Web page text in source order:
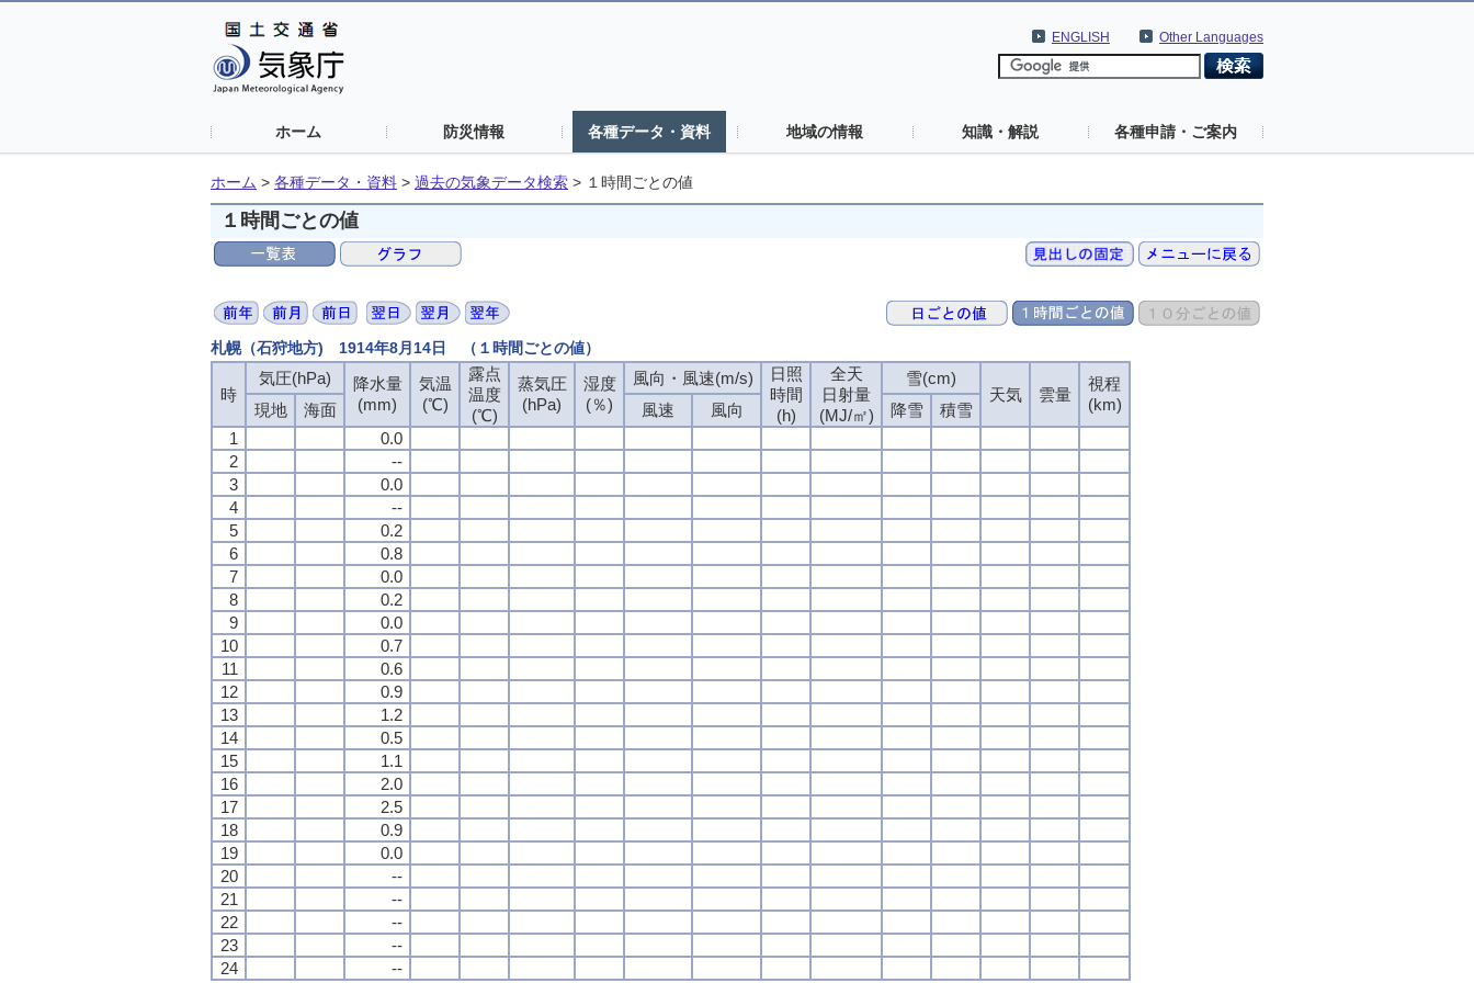
Other Languages
ENGLISH
ホーム 防災情報 各種データ・資料 地域の情報 知識・解説 各種申請・ご案内
ホーム > 各種データ・資料 > 過去の気象データ検索 > １時間ごとの値
１時間ごとの値
札幌（石狩地方) 1914年8月14日 （１時間ごとの値）
時
気圧(hPa)
降水量
(mm)
気温
(℃)
露点
温度
(℃)
蒸気圧
(hPa)
湿度
(％)
風向・風速(m/s)
日照
時間
(h)
全天
日射量
(MJ/㎡)
雪(cm)
天気
雲量
視程
(km)
現地 海面 風速 風向 降雪
積雪
1
0.0
2
--
3
0.0
4
--
5
0.2
6
0.8
7
0.0
8
0.2
9
0.0
10
0.7
11
0.6
12
0.9
13
1.2
14
0.5
15
1.1
16
2.0
17
2.5
18
0.9
19
0.0
20
--
21
--
22
--
23
--
24
--